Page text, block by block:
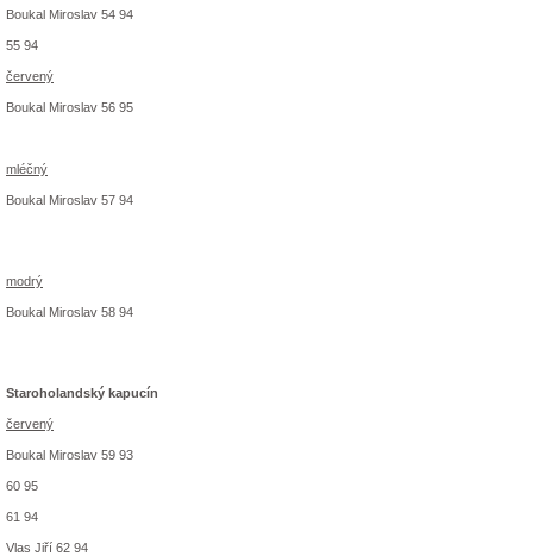
Boukal Miroslav 54 94
55 94
červený
Boukal Miroslav 56 95
mléčný
Boukal Miroslav 57 94
modrý
Boukal Miroslav 58 94
Staroholandský kapucín
červený
Boukal Miroslav 59 93
60 95
61 94
Vlas Jiří 62 94